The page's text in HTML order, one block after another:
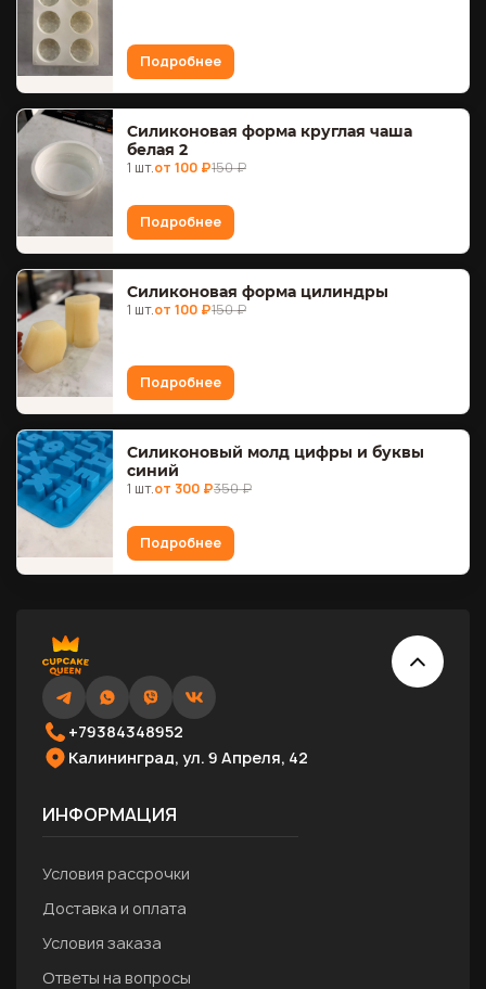
Подробнее
Силиконовая форма круглая чаша
белая 2
1 шт.от 100 ₽150 ₽
Подробнее
Силиконовая форма цилиндры
1 шт.от 100 ₽150 ₽
Подробнее
Силиконовый молд цифры и буквы
синий
1 шт.от 300 ₽350 ₽
Подробнее
+79384348952
Калининград, ул. 9 Апреля, 42
ИНФОРМАЦИЯ
Условия рассрочки
Доставка и оплата
Условия заказа
Ответы на вопросы